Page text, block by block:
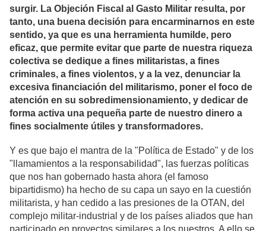
surgir. La Objeción Fiscal al Gasto Militar resulta, por
tanto, una buena decisión para encarminarnos en este
sentido, ya que es una herramienta humilde, pero
eficaz, que permite evitar que parte de nuestra riqueza
colectiva se dedique a fines militaristas, a fines
criminales, a fines violentos, y a la vez, denunciar la
excesiva financiación del militarismo, poner el foco de
atención en su sobredimensionamiento, y dedicar de
forma activa una pequeña parte de nuestro dinero a
fines socialmente útiles y transformadores.
Y es que bajo el mantra de la "Política de Estado" y de los
"llamamientos a la responsabilidad", las fuerzas políticas
que nos han gobernado hasta ahora (el famoso
bipartidismo) ha hecho de su capa un sayo en la cuestión
militarista, y han cedido a las presiones de la OTAN, del
complejo militar-industrial y de los países aliados que han